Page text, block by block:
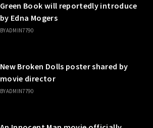
Green Book will reportedly introduce
by Edna Mogers
BYADMIN7790
New Broken Dolls poster shared by
movie director
BYADMIN7790